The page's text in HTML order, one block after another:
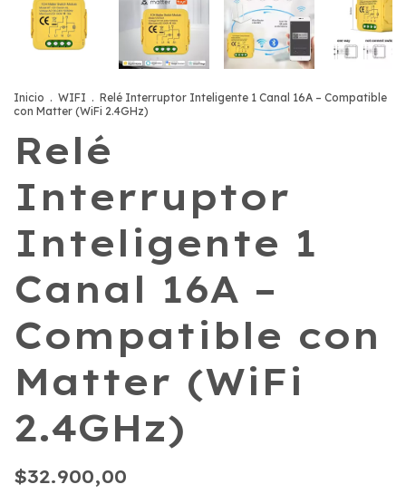
Inicio . WIFI . Relé Interruptor Inteligente 1 Canal 16A – Compatible
con Matter (WiFi 2.4GHz)
Relé
Interruptor
Inteligente 1
Canal 16A –
Compatible con
Matter (WiFi
2.4GHz)
$32.900,00